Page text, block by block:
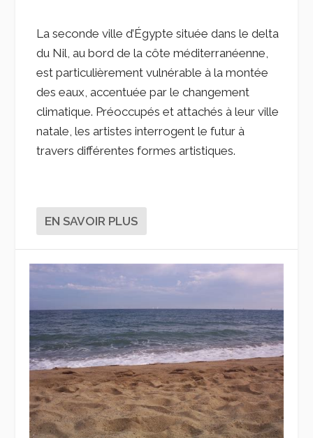
La seconde ville d’Égypte située dans le delta
du Nil, au bord de la côte méditerranéenne,
est particulièrement vulnérable à la montée
des eaux, accentuée par le changement
climatique. Préoccupés et attachés à leur ville
natale, les artistes interrogent le futur à
travers différentes formes artistiques.
EN SAVOIR PLUS